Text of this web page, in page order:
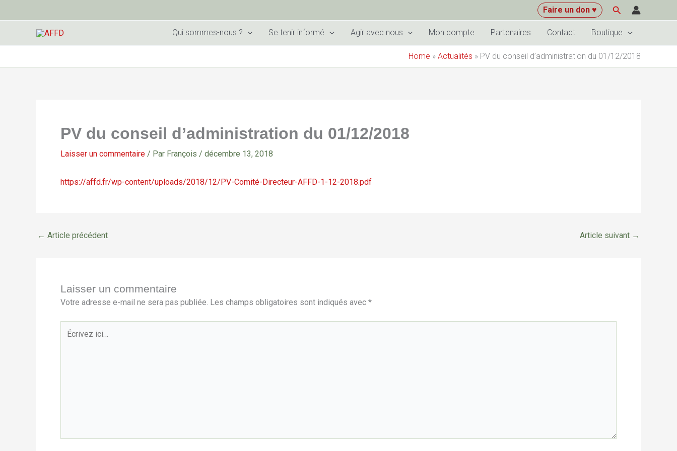
au
Faire un don ♥ Rechercher
Qui sommes-nous ? Se tenir informé Agir avec nous Mon compte Partenaires Contact Boutique
Home » Actualités » PV du conseil d’administration du 01/12/2018
PV du conseil d’administration du 01/12/2018
Laisser un commentaire / Par François / décembre 13, 2018
https://affd.fr/wp-content/uploads/2018/12/PV-Comité-Directeur-AFFD-1-12-2018.pdf
← Article précédent Article suivant →
Laisser un commentaire
Votre adresse e-mail ne sera pas publiée. Les champs obligatoires sont indiqués avec *
ici…